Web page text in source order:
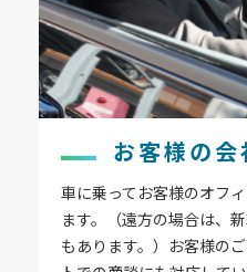
お客様の
車に乗ってお客様のオフ
ます。（遠方の場合は、
もあります。）お客様の